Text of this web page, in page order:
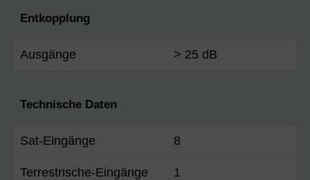
Entkopplung
Ausgänge > 25 dB
Technische Daten
Sat-Eingänge 8
Terrestrische-Eingänge 1